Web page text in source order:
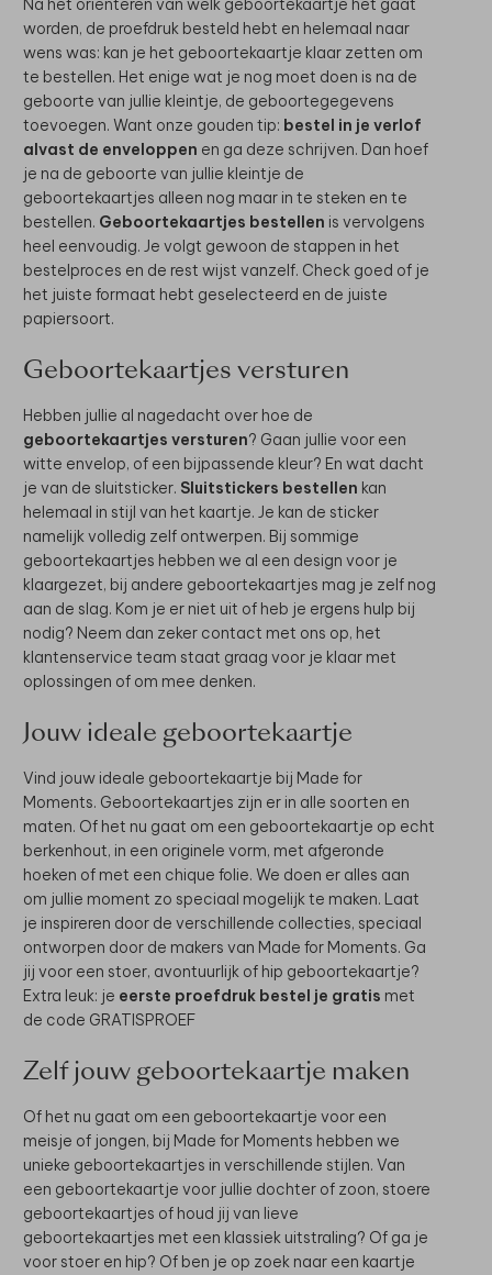
Na het oriënteren van welk geboortekaartje het gaat
worden, de proefdruk besteld hebt en helemaal naar
wens was: kan je het geboortekaartje klaar zetten om
te bestellen. Het enige wat je nog moet doen is na de
geboorte van jullie kleintje, de geboortegegevens
toevoegen. Want onze gouden tip: bestel in je verlof
alvast de enveloppen en ga deze schrijven. Dan hoef
je na de geboorte van jullie kleintje de
geboortekaartjes alleen nog maar in te steken en te
bestellen. Geboortekaartjes bestellen is vervolgens
heel eenvoudig. Je volgt gewoon de stappen in het
bestelproces en de rest wijst vanzelf. Check goed of je
het juiste formaat hebt geselecteerd en de juiste
papiersoort.
Geboortekaartjes versturen
Hebben jullie al nagedacht over hoe de
geboortekaartjes versturen? Gaan jullie voor een
witte envelop, of een bijpassende kleur? En wat dacht
je van de sluitsticker. Sluitstickers bestellen kan
helemaal in stijl van het kaartje. Je kan de sticker
namelijk volledig zelf ontwerpen. Bij sommige
geboortekaartjes hebben we al een design voor je
klaargezet, bij andere geboortekaartjes mag je zelf nog
aan de slag. Kom je er niet uit of heb je ergens hulp bij
nodig? Neem dan zeker contact met ons op, het
klantenservice team staat graag voor je klaar met
oplossingen of om mee denken.
Jouw ideale geboortekaartje
Vind jouw ideale geboortekaartje bij Made for
Moments. Geboortekaartjes zijn er in alle soorten en
maten. Of het nu gaat om een geboortekaartje op echt
berkenhout, in een originele vorm, met afgeronde
hoeken of met een chique folie. We doen er alles aan
om jullie moment zo speciaal mogelijk te maken. Laat
je inspireren door de verschillende collecties, speciaal
ontworpen door de makers van Made for Moments. Ga
jij voor een stoer, avontuurlijk of hip geboortekaartje?
Extra leuk: je eerste proefdruk bestel je gratis met
de code GRATISPROEF
Zelf jouw geboortekaartje maken
Of het nu gaat om een geboortekaartje voor een
meisje of jongen, bij Made for Moments hebben we
unieke geboortekaartjes in verschillende stijlen. Van
een geboortekaartje voor jullie dochter of zoon, stoere
geboortekaartjes of houd jij van lieve
geboortekaartjes met een klassiek uitstraling? Of ga je
voor stoer en hip? Of ben je op zoek naar een kaartje